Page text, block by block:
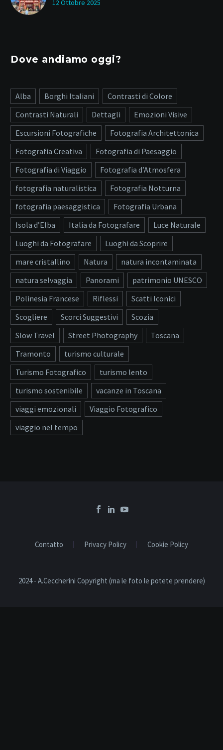
12 Ottobre 2025
Dove andiamo oggi?
Alba Borghi Italiani
Contrasti di Colore
Contrasti Naturali
Dettagli
Emozioni Visive
Escursioni Fotografiche
Fotografia Architettonica
Fotografia Creativa
Fotografia di Paesaggio
Fotografia di Viaggio
Fotografia d’Atmosfera
fotografia naturalistica
Fotografia Notturna
fotografia paesaggistica
Fotografia Urbana
Isola d’Elba
Italia da Fotografare
Luce Naturale
Luoghi da Fotografare
Luoghi da Scoprire
mare cristallino
Natura
natura incontaminata
natura selvaggia
Panorami
patrimonio UNESCO
Polinesia Francese
Riflessi
Scatti Iconici
Scogliere
Scorci Suggestivi
Scozia
Slow Travel
Street Photography
Toscana
Tramonto
turismo culturale
Turismo Fotografico
turismo lento
turismo sostenibile
vacanze in Toscana
viaggi emozionali
Viaggio Fotografico
viaggio nel tempo
Contatto Privacy Policy Cookie Policy
2024 - A.Ceccherini Copyright (ma le foto le potete prendere)